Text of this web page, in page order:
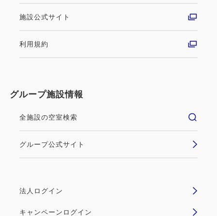
施設公式サイト
利用規約
グループ施設情報
全施設の空室検索
グループ公式サイト
法人ログイン
キャンペーンログイン